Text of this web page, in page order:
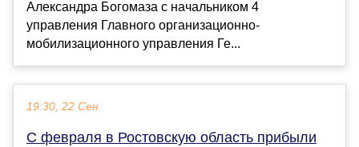
Александра Богомаза с начальником 4
управления Главного организационно-
мобилизационного управления Ге...
19:30, 22 Сен
С февраля в Ростовскую область прибыли